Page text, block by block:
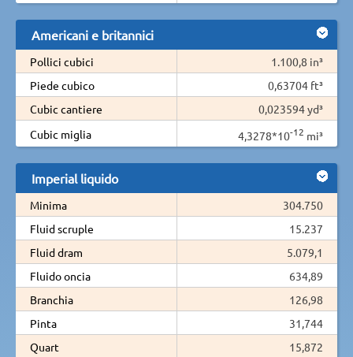
Americani e britannici
Pollici cubici
1.100,8 in³
Piede cubico
0,63704 ft³
Cubic cantiere
0,023594 yd³
Cubic miglia
4,3278*10-12 mi³
Imperial liquido
Minima
304.750
Fluid scruple
15.237
Fluid dram
5.079,1
Fluido oncia
634,89
Branchia
126,98
Pinta
31,744
Quart
15,872